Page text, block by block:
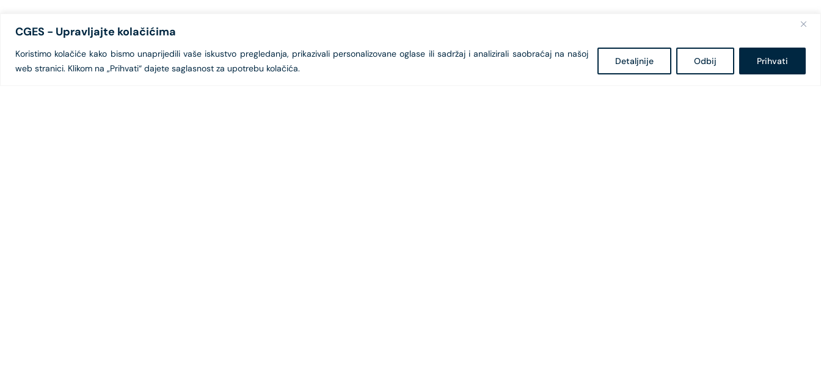
CGES - Upravljajte kolačićima
Koristimo kolačiće kako bismo unaprijedili vaše iskustvo pregledanja, prikazivali personalizovane oglase ili sadržaj i analizirali saobraćaj na našoj
web stranici. Klikom na „Prihvati“ dajete saglasnost za upotrebu kolačića.
Detaljnije Odbij Prihvati